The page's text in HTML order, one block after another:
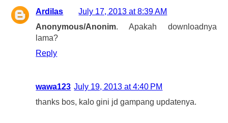
Ardilas
July 17, 2013 at 8:39 AM
Anonymous/Anonim. Apakah downloadnya
lama?
Reply
wawa123 July 19, 2013 at 4:40 PM
thanks bos, kalo gini jd gampang updatenya.